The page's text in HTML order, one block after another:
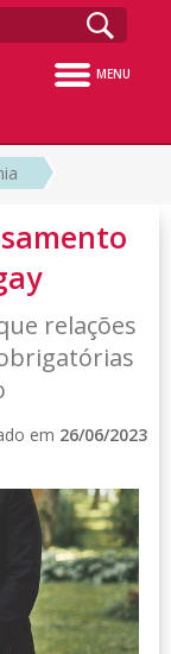
MENU
relações
em 26/06/2023